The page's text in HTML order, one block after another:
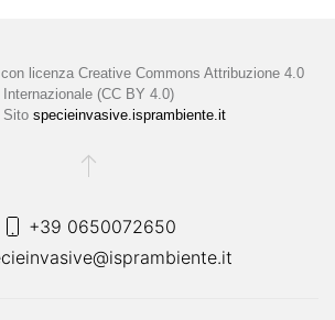
licenza Creative Commons Attribuzione 4.0
Internazionale (CC BY 4.0)
Sito specieinvasive.isprambiente.it
+39 0650072650